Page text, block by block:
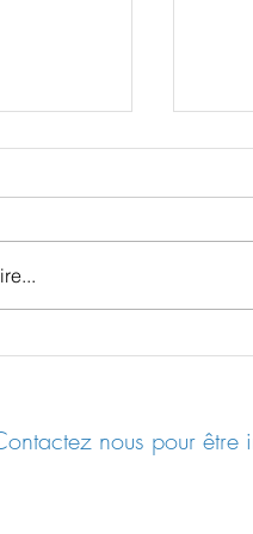
de la
2026
nous pour être